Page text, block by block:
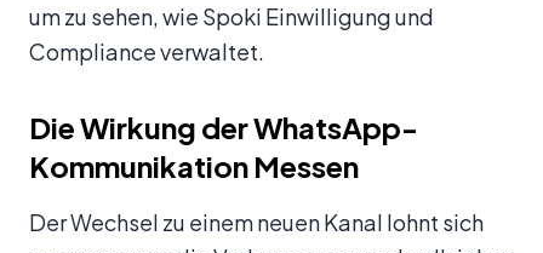
um zu sehen, wie Spoki Einwilligung und
Compliance verwaltet.
Die Wirkung der WhatsApp-
Kommunikation Messen
Der Wechsel zu einem neuen Kanal lohnt sich